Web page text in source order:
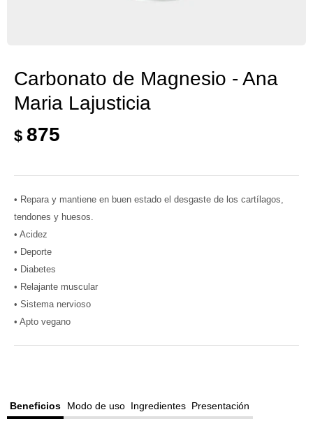
Carbonato de Magnesio - Ana
Maria Lajusticia
$ 875
• Repara y mantiene en buen estado el desgaste de los cartílagos,
tendones y huesos.
• Acidez
• Deporte
• Diabetes
• Relajante muscular
• Sistema nervioso
• Apto vegano
Beneficios Modo de uso Ingredientes Presentación